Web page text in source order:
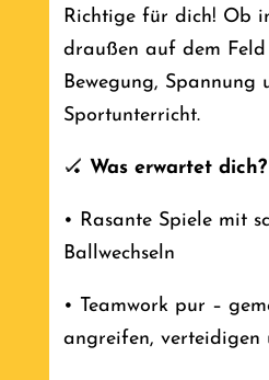
Richtige für dich! Ob
draußen auf dem
Bewegung, Spannung
Sportunterricht.
🏑 Was erwartet dich?
• Rasante Spiele mit
Ballwechseln
• Teamwork pur –
angreifen, verteidigen